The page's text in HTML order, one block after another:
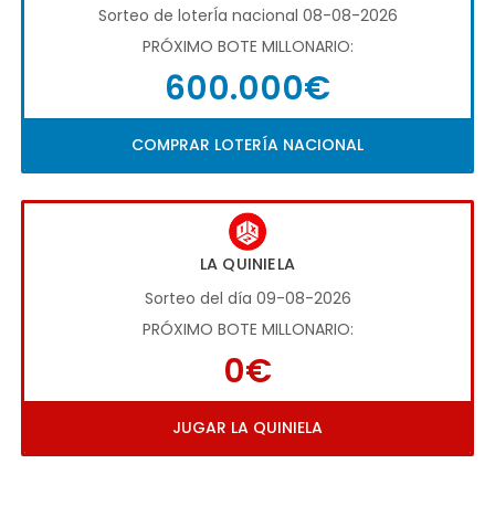
Sorteo de loterÍa nacional 08-08-2026
PRÓXIMO BOTE MILLONARIO:
600.000€
COMPRAR LOTERÍA NACIONAL
LA QUINIELA
Sorteo del día 09-08-2026
PRÓXIMO BOTE MILLONARIO:
0€
JUGAR LA QUINIELA